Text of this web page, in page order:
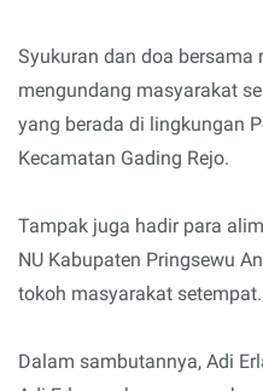
Syukuran dan doa bersama
mengundang masyarakat
yang berada di lingkungan
Kecamatan Gading Rejo.
Tampak juga hadir para
NU Kabupaten Pringsewu
tokoh masyarakat setempat.
Dalam sambutannya, Adi